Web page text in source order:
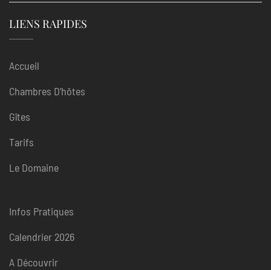
LIENS RAPIDES
Accueil
Chambres D’hôtes
Gîtes
Tarifs
Le Domaine
Infos Pratiques
Calendrier 2026
A Découvrir